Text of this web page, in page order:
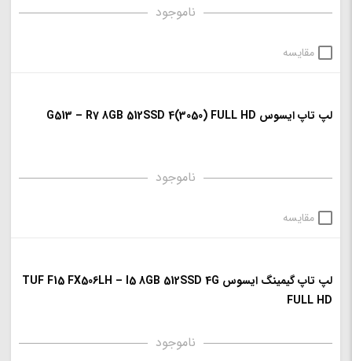
ناموجود
مقایسه
لپ تاپ ایسوس G513 – R7 8GB 512SSD 4(3050) FULL HD
ناموجود
مقایسه
لپ تاپ گیمینگ ایسوس TUF F15 FX506LH – I5 8GB 512SSD 4G
FULL HD
ناموجود